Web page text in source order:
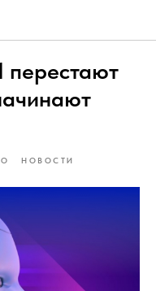
перестают
НОВОСТИ